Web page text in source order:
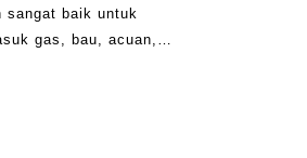
sangat baik untuk
gas, bau, acuan,